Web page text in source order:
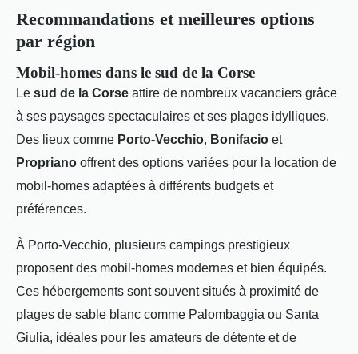
Recommandations et meilleures options
par région
Mobil-homes dans le sud de la Corse
Le sud de la Corse attire de nombreux vacanciers grâce
à ses paysages spectaculaires et ses plages idylliques.
Des lieux comme Porto-Vecchio, Bonifacio et
Propriano offrent des options variées pour la location de
mobil-homes adaptées à différents budgets et
préférences.
À Porto-Vecchio, plusieurs campings prestigieux
proposent des mobil-homes modernes et bien équipés.
Ces hébergements sont souvent situés à proximité de
plages de sable blanc comme Palombaggia ou Santa
Giulia, idéales pour les amateurs de détente et de